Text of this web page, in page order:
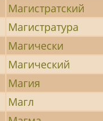
Магистратский
Магистратура
Магически
Магический
Магия
Магл